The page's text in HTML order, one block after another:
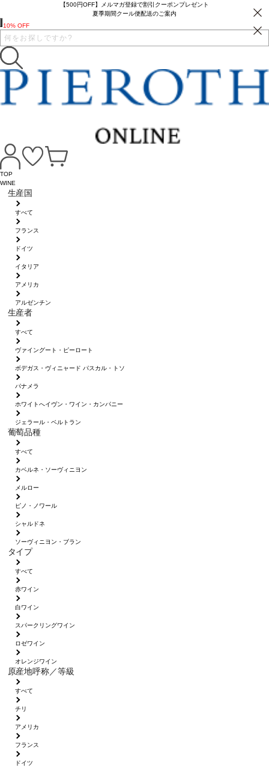
【500円OFF】メルマガ登録で割引クーポンプレゼント
夏季期間クール便配送のご案内
TOP
WINE
生産国
すべて
フランス
ドイツ
イタリア
アメリカ
アルゼンチン
生産者
すべて
ヴァイングート・ピーロート
ボデガス・ヴィニャード パスカル・トソ
パナメラ
ホワイトへイヴン・ワイン・カンパニー
ジェラール・ベルトラン
葡萄品種
すべて
カベルネ・ソーヴィニヨン
メルロー
ピノ・ノワール
シャルドネ
ソーヴィニヨン・ブラン
タイプ
すべて
赤ワイン
白ワイン
スパークリングワイン
ロゼワイン
オレンジワイン
原産地呼称／等級
すべて
チリ
アメリカ
フランス
ドイツ
10% OFF